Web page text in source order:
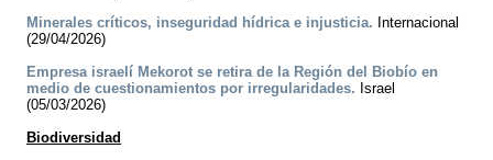
Minerales críticos, inseguridad hídrica e injusticia. Internacional
(29/04/2026)
Empresa israelí Mekorot se retira de la Región del Biobío en
medio de cuestionamientos por irregularidades. Israel
(05/03/2026)
Biodiversidad